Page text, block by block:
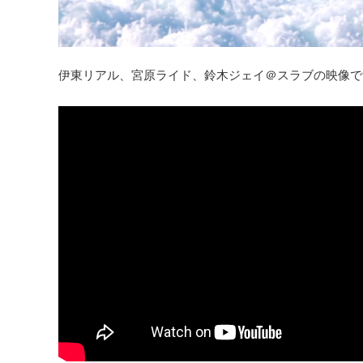
伊東リアル、宮原ライド、鈴木ジェイ＠スラブの映像